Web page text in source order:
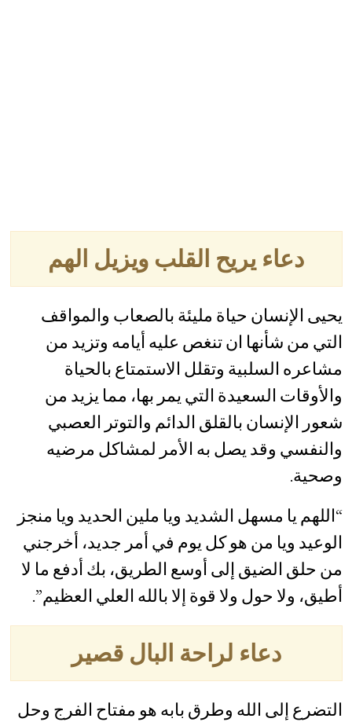
دعاء يريح القلب ويزيل الهم
يحيى الإنسان حياة مليئة بالصعاب والمواقف
التي من شأنها ان تنغص عليه أيامه وتزيد من
مشاعره السلبية وتقلل الاستمتاع بالحياة
والأوقات السعيدة التي يمر بها، مما يزيد من
شعور الإنسان بالقلق الدائم والتوتر العصبي
والنفسي وقد يصل به الأمر لمشاكل مرضيه
وصحية.
“اللهم يا مسهل الشديد ويا ملين الحديد ويا منجز
الوعيد ويا من هو كل يوم في أمر جديد، أخرجني
من حلق الضيق إلى أوسع الطريق، بك أدفع ما لا
أطيق، ولا حول ولا قوة إلا بالله العلي العظيم”.
دعاء لراحة البال قصير
التضرع إلى الله وطرق بابه هو مفتاح الفرج وحل